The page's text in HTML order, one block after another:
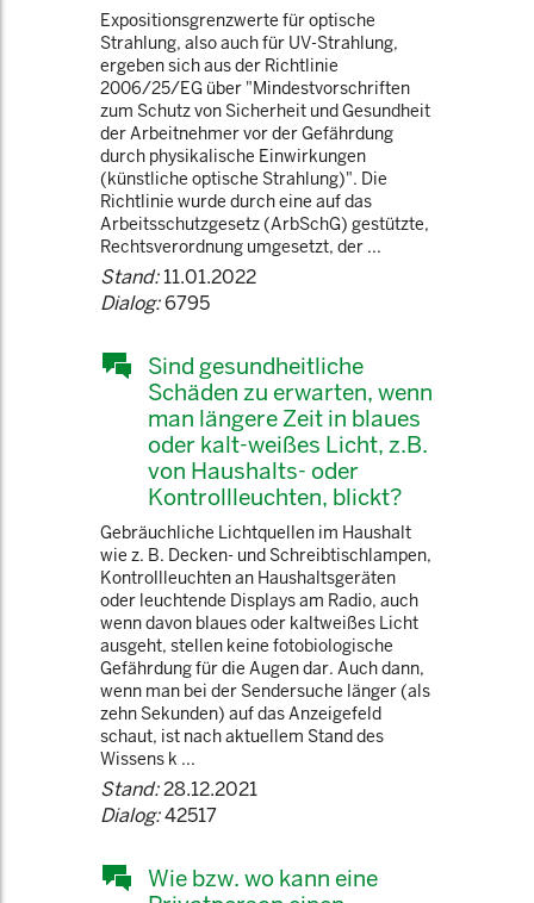
Expositionsgrenzwerte für optische
Strahlung, also auch für UV-Strahlung,
ergeben sich aus der Richtlinie
2006/25/EG über "Mindestvorschriften
zum Schutz von Sicherheit und Gesundheit
der Arbeitnehmer vor der Gefährdung
durch physikalische Einwirkungen
(künstliche optische Strahlung)". Die
Richtlinie wurde durch eine auf das
Arbeitsschutzgesetz (ArbSchG) gestützte,
Rechtsverordnung umgesetzt, der ...
Stand:11.01.2022
Dialog:6795
Sind gesundheitliche
Schäden zu erwarten, wenn
man längere Zeit in blaues
oder kalt-weißes Licht, z.B.
von Haushalts- oder
Kontrollleuchten, blickt?
Gebräuchliche Lichtquellen im Haushalt
wie z. B. Decken- und Schreibtischlampen,
Kontrollleuchten an Haushaltsgeräten
oder leuchtende Displays am Radio, auch
wenn davon blaues oder kaltweißes Licht
ausgeht, stellen keine fotobiologische
Gefährdung für die Augen dar. Auch dann,
wenn man bei der Sendersuche länger (als
zehn Sekunden) auf das Anzeigefeld
schaut, ist nach aktuellem Stand des
Wissens k ...
Stand:28.12.2021
Dialog:42517
Wie bzw. wo kann eine